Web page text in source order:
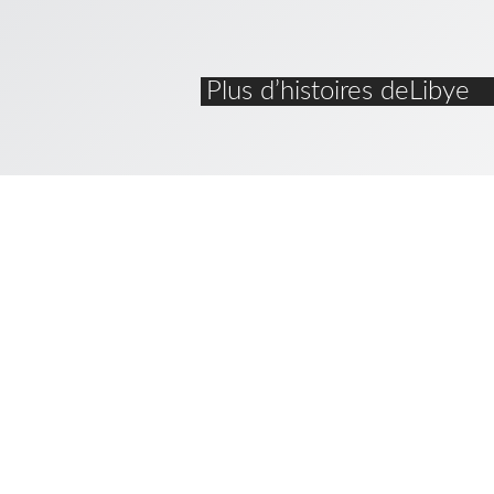
Plus d’histoires deLibye